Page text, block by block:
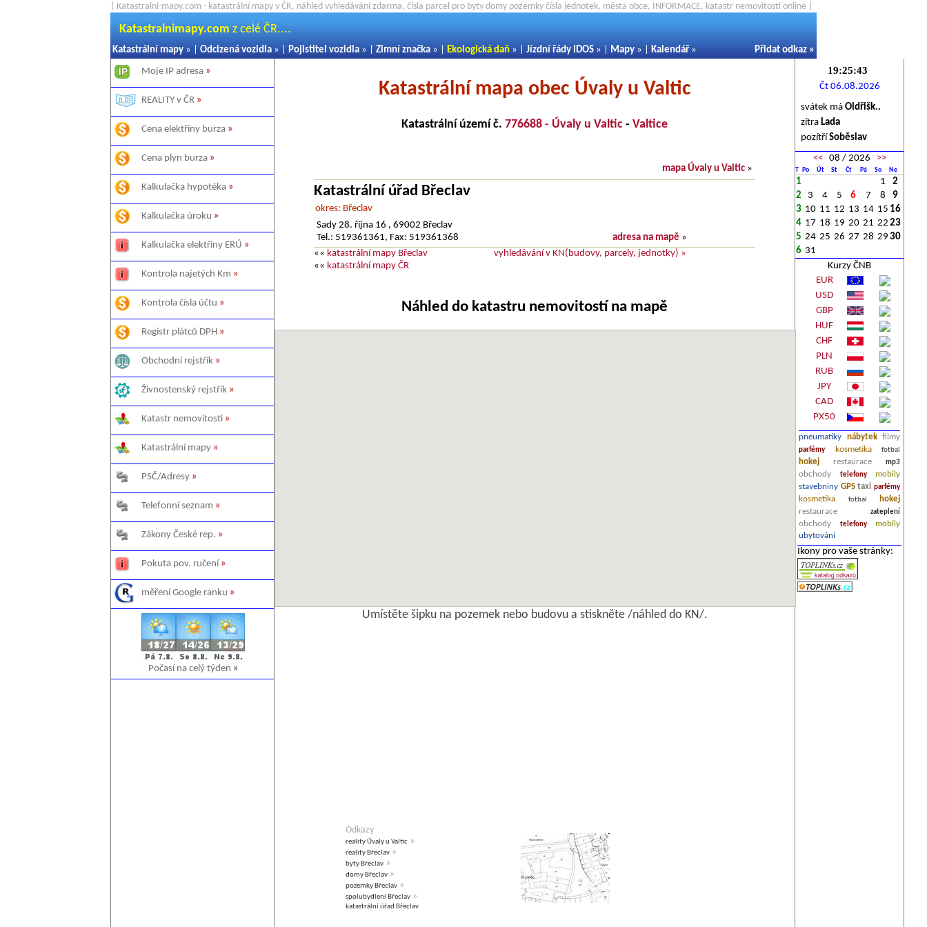
| Katastralni-mapy.com - katastrální mapy v ČR, náhled vyhledávání zdarma, čísla parcel pro byty domy pozemky čísla jednotek, města obce, INFORMACE, katastr nemovitostí online |
Katastralnimapy.com z celé ČR....
Katastrální mapy » | Odcizená vozidla » | Pojistitel vozidla » | Zimní značka » | Ekologická daň » | Jízdní řády IDOS » | Mapy » | Kalendář » Přidat odkaz »
Moje IP adresa »
REALITY v ČR »
Cena elektřiny burza »
Cena plyn burza »
Kalkulačka hypotéka »
Kalkulačka úroku »
Kalkulačka elektřiny ERÚ »
Kontrola najetých Km »
Kontrola čísla účtu »
Registr plátců DPH »
Obchodní rejstřík »
Živnostenský rejstřík »
Katastr nemovitostí »
Katastrální mapy »
PSČ/Adresy »
Telefonní seznam »
Zákony České rep. »
Pokuta pov. ručení »
měření Google ranku »
Počasí na celý týden »
Katastrální mapa obec Úvaly u Valtic
Katastrální území č. 776688 - Úvaly u Valtic - Valtice
mapa Úvaly u Valtic »
Katastrální úřad Břeclav
okres: Břeclav
Sady 28. října 16 , 69002 Břeclav
Tel.: 519361361, Fax: 519361368
adresa na mapě »
«« katastrální mapy Břeclav
«« katastrální mapy ČR
vyhledávání v KN(budovy, parcely, jednotky) »
Náhled do katastru nemovitostí na mapě
Umístěte šipku na pozemek nebo budovu a stiskněte /náhled do KN/.
Odkazy
reality Úvaly u Valtic »
reality Břeclav »
byty Břeclav »
domy Břeclav »
pozemky Břeclav »
spolubydlení Břeclav »
katastrální úřad Břeclav
Čt 06.08.2026
svátek má Oldřišk..
zítra Lada
pozítří Soběslav
<<08 / 2026 >>
T Po Út St Čt Pá So Ne
1 1
2
2
3 4 5 6 7 8
9
3 10 11 12 13 14 15 16
4 17 18 19 20 21 22 23
5 24 25 26 27 28 29 30
6 31
Kurzy ČNB
EUR
USD
GBP
HUF
CHF
PLN
RUB
JPY
CAD
PX50
pneumatiky nábytek filmy
parfémy kosmetika fotbal
hokej restaurace mp3
obchody telefony
mobily
stavebniny GPS taxi parfémy
kosmetika fotbal
hokej
restaurace
zateplení
obchody telefony
mobily
ubytování
Ikony pro vaše stránky: